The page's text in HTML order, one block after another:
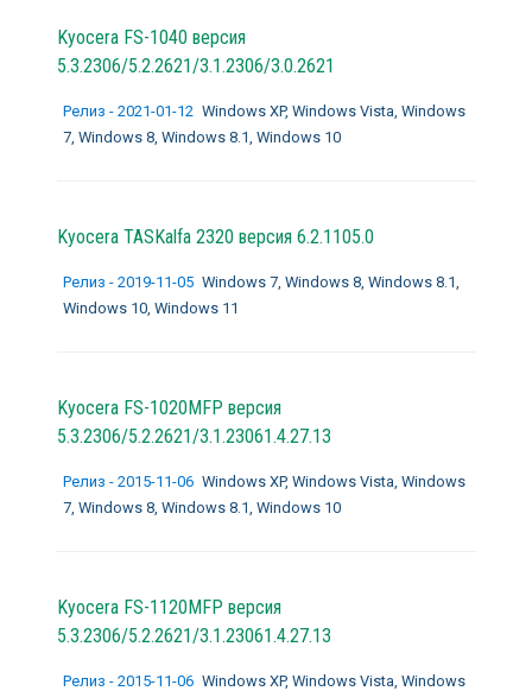
Kyocera FS-1040 версия
5.3.2306/5.2.2621/3.1.2306/3.0.2621
Релиз - 2021-01-12 Windows XP, Windows Vista, Windows
7, Windows 8, Windows 8.1, Windows 10
Kyocera TASKalfa 2320 версия 6.2.1105.0
Релиз - 2019-11-05 Windows 7, Windows 8, Windows 8.1,
Windows 10, Windows 11
Kyocera FS-1020MFP версия
5.3.2306/5.2.2621/3.1.23061.4.27.13
Релиз - 2015-11-06 Windows XP, Windows Vista, Windows
7, Windows 8, Windows 8.1, Windows 10
Kyocera FS-1120MFP версия
5.3.2306/5.2.2621/3.1.23061.4.27.13
Релиз - 2015-11-06 Windows XP, Windows Vista, Windows